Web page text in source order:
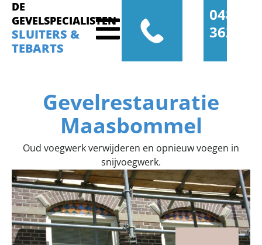
DE
GEVELSPECIALISTEN
SLUITERS &
TEBARTS
0485-
362277
Gevelrestauratie
Maasbommel
Oud voegwerk verwijderen en opnieuw voegen in
snijvoegwerk.